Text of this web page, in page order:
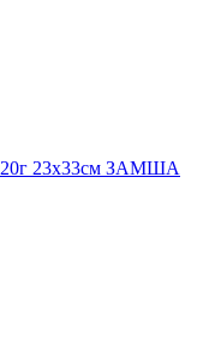
23х33см ЗАМША